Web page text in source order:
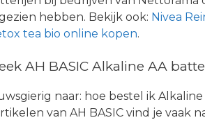
hebben. Bekijk ook: Nivea
tea bio online kopen.
AH BASIC Alkaline AA
naar: hoe bestel ik
van AH BASIC vind je vaak